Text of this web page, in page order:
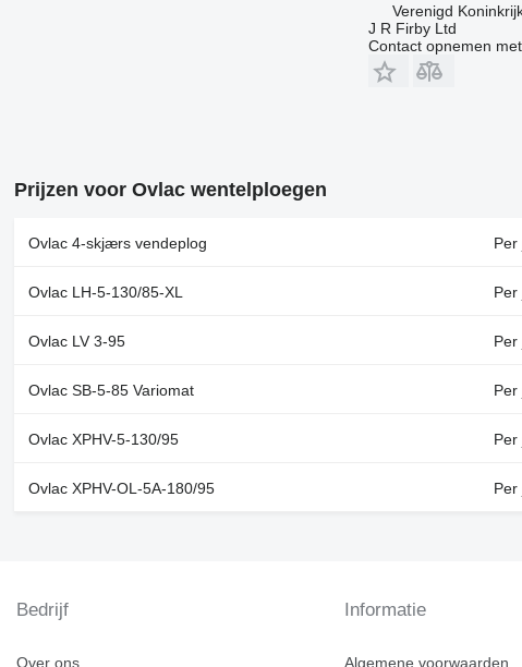
Verenigd
J R Firby Ltd
Contact opnemen
Prijzen voor Ovlac wentelploegen
Ovlac 4-skjærs vendeplog Per
Ovlac LH-5-130/85-XL Per
Ovlac LV 3-95 Per
Ovlac SB-5-85 Variomat Per
Ovlac XPHV-5-130/95 Per
Ovlac XPHV-OL-5A-180/95 Per
Bedrijf
Over ons
Informatie
Algemene voorwaarden